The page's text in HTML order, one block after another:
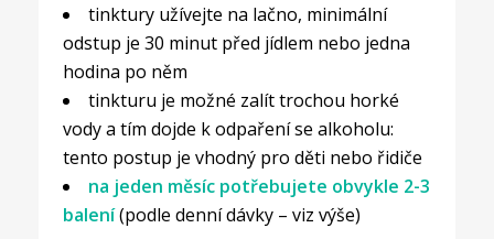
tinktury užívejte na lačno, minimální
odstup je 30 minut před jídlem nebo jedna
hodina po něm
tinkturu je možné zalít trochou horké
vody a tím dojde k odpaření se alkoholu:
tento postup je vhodný pro děti nebo řidiče
na jeden měsíc potřebujete obvykle 2-3
balení(podle denní dávky – viz výše)